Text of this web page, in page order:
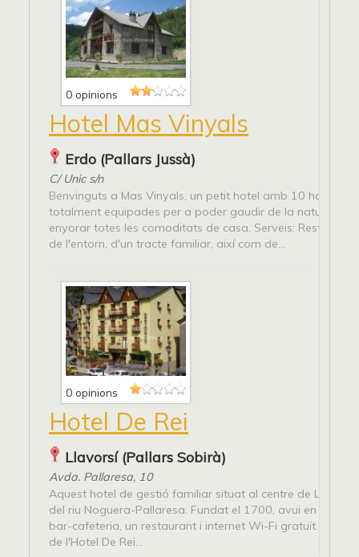
0 opinions
Hotel Mas Vinyals
Erdo (Pallars Jussà)
C/ Unic s/n
Benvinguts a Mas Vinyals, un petit hotel amb 10
totalment equipades per a poder gaudir de la natura
enyorar totes les comoditats de casa. Serveis:
de l'entorn, d'un tracte familiar, així com de...
0 opinions
Hotel De Rei
Llavorsí (Pallars Sobirà)
Avda. Pallaresa, 10
Aquest hotel de gestió familiar situat al centre de
del riu Noguera-Pallaresa. Fundat el 1700, avui en dia
bar-cafeteria, un restaurant i internet Wi-Fi gratuït. Les
de l'Hotel De Rei...